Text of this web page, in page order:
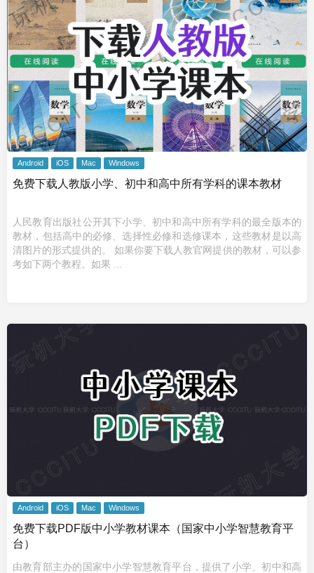
Android iOS Mac Windows
免费下载人教版小学、初中和高中所有学科的课本教材
人民教育出版社公开其下小学、初中和高中所有学科的最全版本的
教材，包括高中的必修、选择性必修和选修课本，这些教材是以高
清图片的形式提供的。 如果你要下载人教官网提供的教材，可以参
考如下两个教程。如果 ...
Android iOS Mac Windows
免费下载PDF版中小学教材课本（国家中小学智慧教育平
台）
由教育部主办的国家中小学智慧教育平台，提供了小学、初中和高